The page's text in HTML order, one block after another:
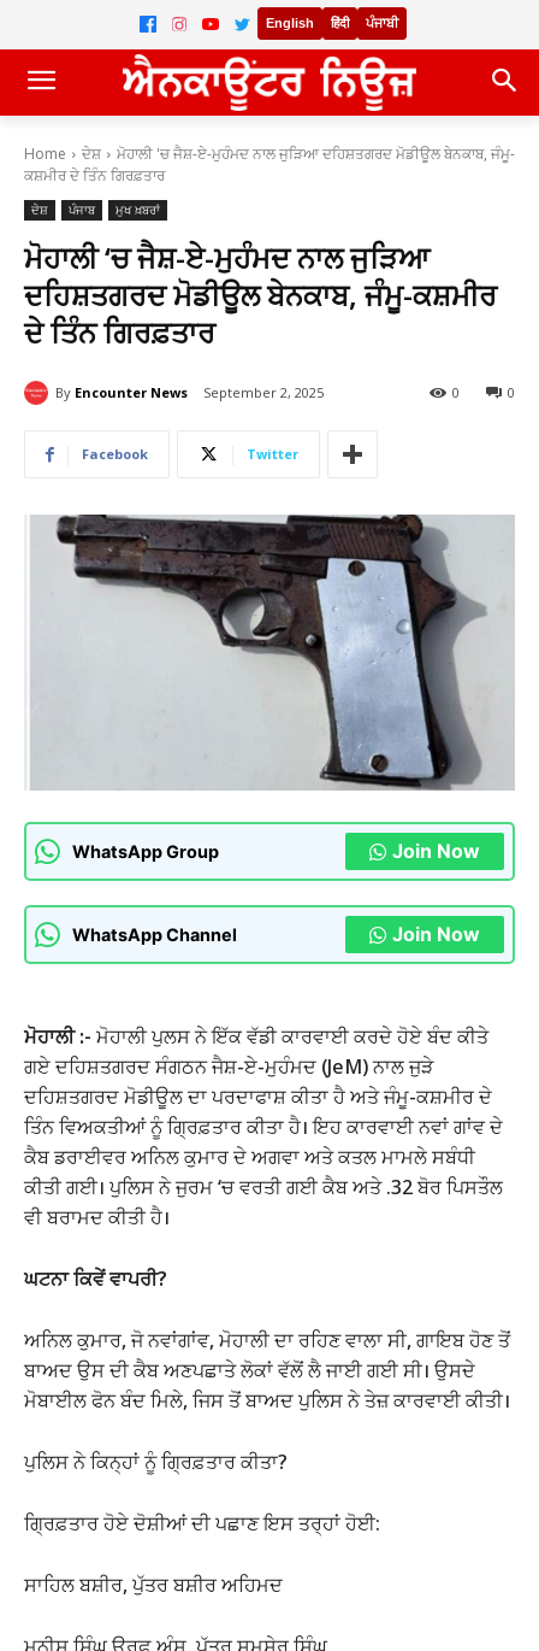
English हिंदी ਪੰਜਾਬੀ
Home ਦੇਸ਼
ਮੋਹਾਲੀ 'ਚ ਜੈਸ਼-ਏ-ਮੁਹੰਮਦ ਨਾਲ ਜੁੜਿਆ ਦਹਿਸ਼ਤਗਰਦ ਮੋਡੀਊਲ ਬੇਨਕਾਬ, ਜੰਮੂ-
ਕਸ਼ਮੀਰ ਦੇ ਤਿੰਨ ਗਿਰਫ਼ਤਾਰ
ਦੇਸ਼ ਪੰਜਾਬ ਮੁਖ ਖ਼ਬਰਾਂ
ਮੋਹਾਲੀ ‘ਚ ਜੈਸ਼-ਏ-ਮੁਹੰਮਦ ਨਾਲ ਜੁੜਿਆ
ਦਹਿਸ਼ਤਗਰਦ ਮੋਡੀਊਲ ਬੇਨਕਾਬ, ਜੰਮੂ-ਕਸ਼ਮੀਰ
ਦੇ ਤਿੰਨ ਗਿਰਫ਼ਤਾਰ
By Encounter News September 2, 2025 0
0
Facebook Twitter
WhatsApp Group Join Now
WhatsApp Channel Join Now
ਮੋਹਾਲੀ :- ਮੋਹਾਲੀ ਪੁਲਸ ਨੇ ਇੱਕ ਵੱਡੀ ਕਾਰਵਾਈ ਕਰਦੇ ਹੋਏ ਬੰਦ ਕੀਤੇ
ਗਏ ਦਹਿਸ਼ਤਗਰਦ ਸੰਗਠਨ ਜੈਸ਼-ਏ-ਮੁਹੰਮਦ (JeM) ਨਾਲ ਜੁੜੇ
ਦਹਿਸ਼ਤਗਰਦ ਮੋਡੀਊਲ ਦਾ ਪਰਦਾਫਾਸ਼ ਕੀਤਾ ਹੈ ਅਤੇ ਜੰਮੂ-ਕਸ਼ਮੀਰ ਦੇ
ਤਿੰਨ ਵਿਅਕਤੀਆਂ ਨੂੰ ਗ੍ਰਿਫ਼ਤਾਰ ਕੀਤਾ ਹੈ। ਇਹ ਕਾਰਵਾਈ ਨਵਾਂ ਗਾਂਵ ਦੇ
ਕੈਬ ਡਰਾਈਵਰ ਅਨਿਲ ਕੁਮਾਰ ਦੇ ਅਗਵਾ ਅਤੇ ਕਤਲ ਮਾਮਲੇ ਸਬੰਧੀ
ਕੀਤੀ ਗਈ। ਪੁਲਿਸ ਨੇ ਜੁਰਮ ‘ਚ ਵਰਤੀ ਗਈ ਕੈਬ ਅਤੇ .32 ਬੋਰ ਪਿਸਤੌਲ
ਵੀ ਬਰਾਮਦ ਕੀਤੀ ਹੈ।
ਘਟਨਾ ਕਿਵੇਂ ਵਾਪਰੀ?
ਅਨਿਲ ਕੁਮਾਰ, ਜੋ ਨਵਾਂਗਾਂਵ, ਮੋਹਾਲੀ ਦਾ ਰਹਿਣ ਵਾਲਾ ਸੀ, ਗਾਇਬ ਹੋਣ ਤੋਂ
ਬਾਅਦ ਉਸ ਦੀ ਕੈਬ ਅਣਪਛਾਤੇ ਲੋਕਾਂ ਵੱਲੋਂ ਲੈ ਜਾਈ ਗਈ ਸੀ। ਉਸਦੇ
ਮੋਬਾਈਲ ਫੋਨ ਬੰਦ ਮਿਲੇ, ਜਿਸ ਤੋਂ ਬਾਅਦ ਪੁਲਿਸ ਨੇ ਤੇਜ਼ ਕਾਰਵਾਈ ਕੀਤੀ।
ਪੁਲਿਸ ਨੇ ਕਿਨ੍ਹਾਂ ਨੂੰ ਗ੍ਰਿਫ਼ਤਾਰ ਕੀਤਾ?
ਗ੍ਰਿਫ਼ਤਾਰ ਹੋਏ ਦੋਸ਼ੀਆਂ ਦੀ ਪਛਾਣ ਇਸ ਤਰ੍ਹਾਂ ਹੋਈ:
ਸਾਹਿਲ ਬਸ਼ੀਰ, ਪੁੱਤਰ ਬਸ਼ੀਰ ਅਹਿਮਦ